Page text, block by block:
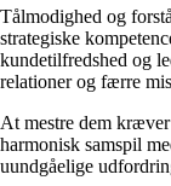
Tålmodighed og
strategiske
kundetilfredshed og
relationer og færre
At mestre dem
harmonisk samspil
uundgåelige